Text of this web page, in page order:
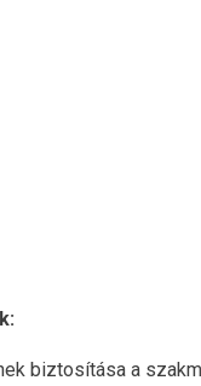
biztosítása a